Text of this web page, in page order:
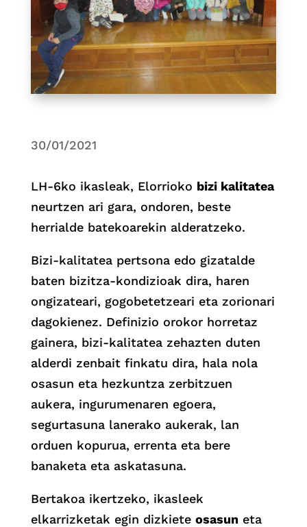
30/01/2021
LH-6ko ikasleak, Elorrioko bizi kalitatea
neurtzen ari gara, ondoren, beste
herrialde batekoarekin alderatzeko.
Bizi-kalitatea pertsona edo gizatalde
baten bizitza-kondizioak dira, haren
ongizateari, gogobetetzeari eta zorionari
dagokienez. Definizio orokor horretaz
gainera, bizi-kalitatea zehazten duten
alderdi zenbait finkatu dira, hala nola
osasun eta hezkuntza zerbitzuen
aukera, ingurumenaren egoera,
segurtasuna lanerako aukerak, lan
orduen kopurua, errenta eta bere
banaketa eta askatasuna.
Bertakoa ikertzeko, ikasleek
elkarrizketak egin dizkiete osasuneta